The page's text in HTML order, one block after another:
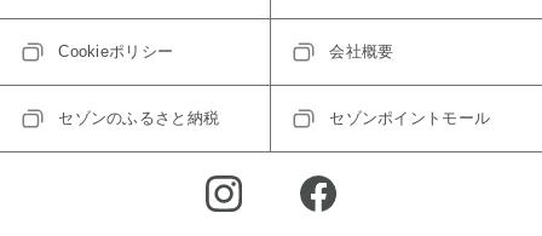
Cookieポリシー 会社概要
セゾンのふるさと納税 セゾンポイントモール